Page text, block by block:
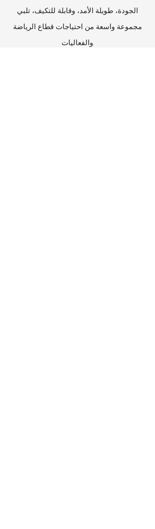
الجودة، طويلة الأمد، وقابلة للتكيف، تلبي
مجموعة واسعة من احتياجات قطاع الرياضة
والفعاليات.